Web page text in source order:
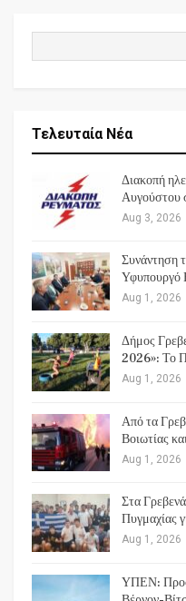
Τελευταία Νέα
Διακοπή
Αυγούστου
Aug 3, 2026
Συνάντηση
Υφυπουργό
Aug 1, 2026
Δήμος
2026»: Το
Aug 1, 2026
Από τα
Βοιωτίας
Aug 1, 2026
Στα
Πυγμαχίας
Aug 1, 2026
ΥΠΕΝ: